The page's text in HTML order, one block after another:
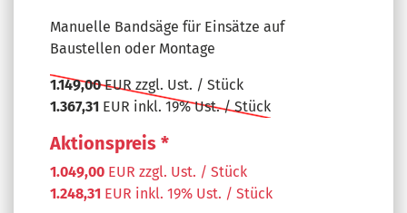
Manuelle Bandsäge für Einsätze auf
Baustellen oder Montage
1.149,00EUR zzgl. Ust. / Stück
1.367,31 EUR inkl. 19% Ust. / Stück
Aktionspreis *
1.049,00 EUR zzgl. Ust. / Stück
1.248,31 EUR inkl. 19% Ust. / Stück